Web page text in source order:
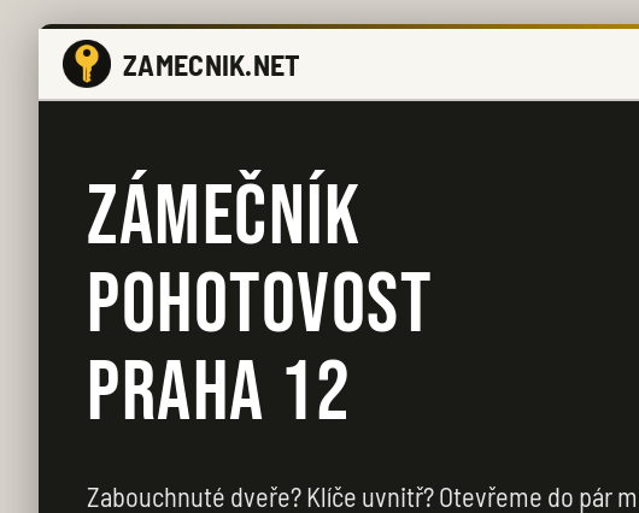
ZAMECNIK.NET
ZÁMEČNÍK
POHOTOVOST
PRAHA 12
Zabouchnuté dveře? Klíče uvnitř? Otevřeme do pár